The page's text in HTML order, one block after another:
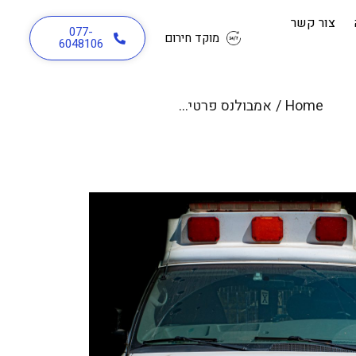
צור קשר
מוקד חירום 077-
6048106
Home
/ אמבולנס פרטי בכפר סבא